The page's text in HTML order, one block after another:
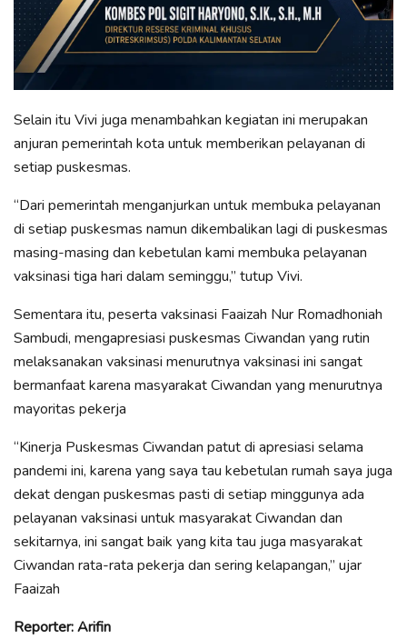
Selain itu Vivi juga menambahkan kegiatan ini merupakan
anjuran pemerintah kota untuk memberikan pelayanan di
setiap puskesmas.
“Dari pemerintah menganjurkan untuk membuka pelayanan
di setiap puskesmas namun dikembalikan lagi di puskesmas
masing-masing dan kebetulan kami membuka pelayanan
vaksinasi tiga hari dalam seminggu,” tutup Vivi.
Sementara itu, peserta vaksinasi Faaizah Nur Romadhoniah
Sambudi, mengapresiasi puskesmas Ciwandan yang rutin
melaksanakan vaksinasi menurutnya vaksinasi ini sangat
bermanfaat karena masyarakat Ciwandan yang menurutnya
mayoritas pekerja
“Kinerja Puskesmas Ciwandan patut di apresiasi selama
pandemi ini, karena yang saya tau kebetulan rumah saya juga
dekat dengan puskesmas pasti di setiap minggunya ada
pelayanan vaksinasi untuk masyarakat Ciwandan dan
sekitarnya, ini sangat baik yang kita tau juga masyarakat
Ciwandan rata-rata pekerja dan sering kelapangan,” ujar
Faaizah
Reporter: Arifin